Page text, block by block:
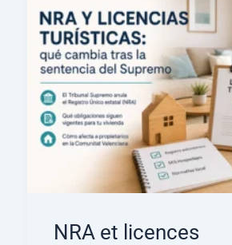
NRA et licences